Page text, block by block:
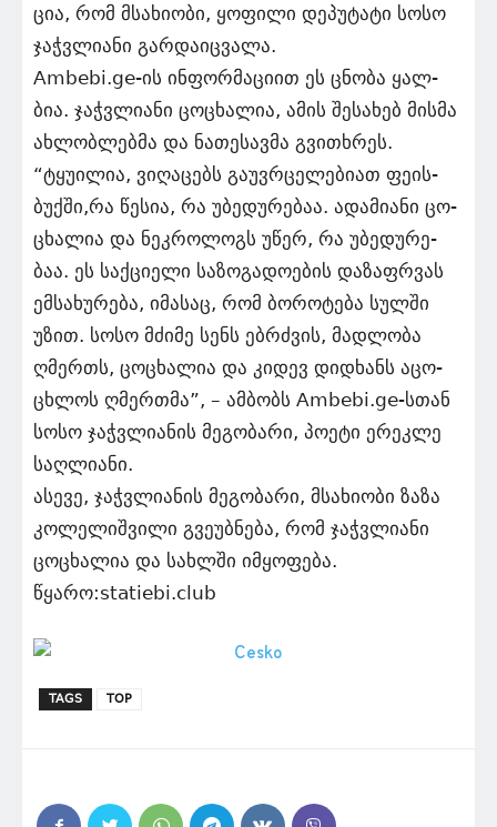
ცია, რომ მსა­ხი­ო­ბი, ყო­ფი­ლი დე­პუ­ტა­ტი სოსო
ჯაჭვლი­ა­ნი გარ­და­იც­ვა­ლა.
Ambebi.ge-ის ინ­ფორ­მა­ცი­ით ეს ცნო­ბა ყალ­
ბია. ჯაჭვლი­ა­ნი ცო­ცხა­ლია, ამის შე­სა­ხებ მის­მა
ახ­ლობ­ლებ­მა და ნა­თე­სავ­მა გვი­თხრეს.
“ტყუ­ი­ლია, ვი­ღა­ცებს გა­უვრცე­ლე­ბი­ათ ფე­ის­
ბუქ­ში,რა წე­სია, რა უბე­დუ­რე­ბაა. ადა­მი­ა­ნი ცო­
ცხა­ლია და ნეკ­რო­ლოგს უწერ, რა უბე­დუ­რე­
ბაა. ეს საქ­ცი­ე­ლი სა­ზო­გა­დო­ე­ბის და­ზაფრ­ვას
ემ­სა­ხუ­რე­ბა, იმა­საც, რომ ბო­რო­ტე­ბა სულ­ში
უზით. სოსო მძი­მე სენს ებ­რძვის, მად­ლო­ბა
ღმერ­თს, ცო­ცხა­ლია და კი­დევ დიდ­ხანს აცო­
ცხლოს ღმერ­თმა”, – ამ­ბობს Ambebi.ge-სთან
სოსო ჯაჭვლი­ა­ნის მე­გო­ბა­რი, პო­ე­ტი ერეკ­ლე
საღ­ლი­ა­ნი.
ასე­ვე, ჯაჭვლი­ა­ნის მე­გო­ბა­რი, მსა­ხი­ო­ბი ზაზა
კო­ლე­ლიშ­ვი­ლი გვე­უბ­ნე­ბა, რომ ჯაჭვლი­ა­ნი
ცო­ცხა­ლია და სახ­ლში იმ­ყო­ფე­ბა.
წყარო:statiebi.club
TAGS TOP